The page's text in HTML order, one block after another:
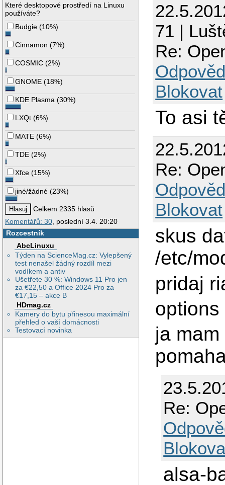
Které desktopové prostředí na Linuxu
používáte?
Budgie (10%)
Cinnamon (7%)
COSMIC (2%)
GNOME (18%)
KDE Plasma (30%)
LXQt (6%)
MATE (6%)
TDE (2%)
Xfce (15%)
jiné/žádné (23%)
Celkem 2335 hlasů
Komentářů: 30, poslední 3.4. 20:20
Rozcestník
AbcLinuxu
Týden na ScienceMag.cz: Vylepšený
test nenašel žádný rozdíl mezi
vodíkem a antiv
Ušetřete 30 %: Windows 11 Pro jen
za €22,50 a Office 2024 Pro za
€17,15 – akce B
HDmag.cz
Kamery do bytu přinesou maximální
přehled o vaší domácnosti
Testovací novinka
71 |
Re:
Blokovat
To asi
Re:
Blokovat
skus
/etc/
pridaj
ja
Re:
alsa-